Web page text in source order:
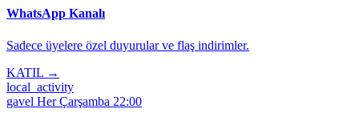
WhatsApp Kanalı
Sadece üyelere özel duyurular ve flaş indirimler.
KATIL →
local_activity
gavel Her Çarşamba 22:00